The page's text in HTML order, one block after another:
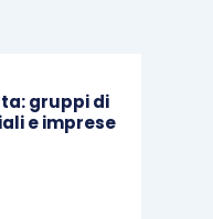
dalla
risponde alle
Stati Membri di
gruppi di
e imprese